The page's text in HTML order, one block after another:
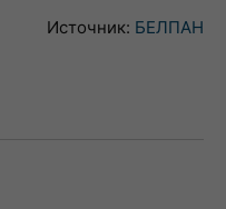
Источник: БЕЛПАН